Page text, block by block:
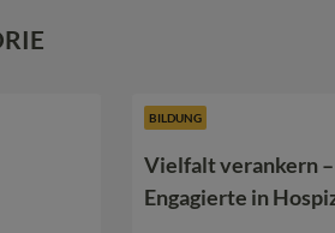
BILDUNG
Vielfalt verankern
Engagierte in